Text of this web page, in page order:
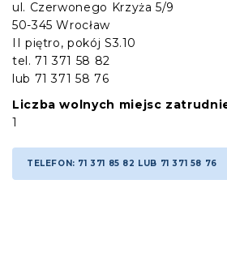
ul. Czerwonego Krzyża 5/9
50-345 Wrocław
II piętro, pokój S3.10
tel. 71 371 58 82
lub 71 371 58 76
Liczba wolnych miejsc
1
TELEFON: 71 371 85 82 LUB 71 371 58 76